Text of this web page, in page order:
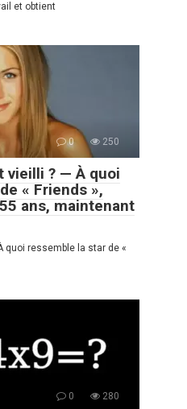
et obtient
0 250
vieilli ? — À quoi
« Friends »,
ans, maintenant
quoi ressemble la star de «
0 280